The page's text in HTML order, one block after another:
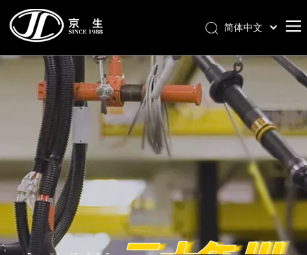
关于我们
产品分类
新闻中心
联系我们
样册下载
简体中文